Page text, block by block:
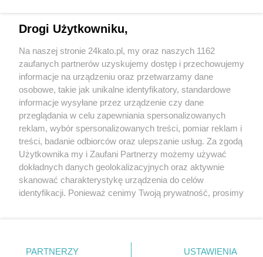
Wydawca mediów lokalnych
Nie zapomnij
zapoznać się z:
polityką prywatności regulamin korzystania z portali
Twojemiasto
Piekary Śląskie
Chorzów
Tarnowskie Góry
Gliwice
Skontakuj sięz nami
Kontakt
Wydawca
Redakcja
Drogi Użytkowniku,
Na naszej stronie 24kato.pl, my oraz naszych 1162
zaufanych partnerów uzyskujemy dostęp i przechowujemy
informacje na urządzeniu oraz przetwarzamy dane
osobowe, takie jak unikalne identyfikatory, standardowe
informacje wysyłane przez urządzenie czy dane
przeglądania w celu zapewniania spersonalizowanych
reklam, wybór spersonalizowanych treści, pomiar reklam i
treści, badanie odbiorców oraz ulepszanie usług. Za zgodą
Użytkownika my i Zaufani Partnerzy możemy używać
dokładnych danych geolokalizacyjnych oraz aktywnie
skanować charakterystykę urządzenia do celów
identyfikacji. Ponieważ cenimy Twoją prywatność, prosimy
prywatności znajdujący się w lewym dolnym rogu strony
PARTNERZY USTAWIENIA